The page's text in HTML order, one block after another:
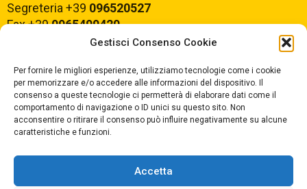
Gestisci Consenso Cookie
Per fornire le migliori esperienze, utilizziamo tecnologie come i cookie
per memorizzare e/o accedere alle informazioni del dispositivo. Il
consenso a queste tecnologie ci permetterà di elaborare dati come il
comportamento di navigazione o ID unici su questo sito. Non
acconsentire o ritirare il consenso può influire negativamente su alcune
caratteristiche e funzioni.
Accetta
Segreteria +39 096520527
Fax +390965499420
E-mail: rcvc010005@istruzione.it
PEC:rcvc010005@pec.istruzione.it
ORARIO DI APERTURA
Dal lunedì al Venerdì
dalle ore 07,00 alle ore 18,30